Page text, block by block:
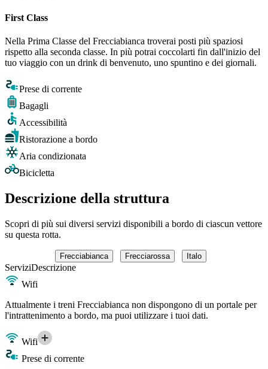
First Class
Nella Prima Classe del Frecciabianca troverai posti più spaziosi
rispetto alla seconda classe. In più potrai coccolarti fin dall'inizio del
tuo viaggio con un drink di benvenuto, uno spuntino e dei giornali.
Prese di corrente
Bagagli
Accessibilità
Ristorazione a bordo
Aria condizionata
Bicicletta
Descrizione della struttura
Scopri di più sui diversi servizi disponibili a bordo di ciascun vettore
su questa rotta.
Frecciabianca Frecciarossa Italo
ServiziDescrizione
Wifi
Attualmente i treni Frecciabianca non dispongono di un portale per
l'intrattenimento a bordo, ma puoi utilizzare i tuoi dati.
Wifi
Prese di corrente